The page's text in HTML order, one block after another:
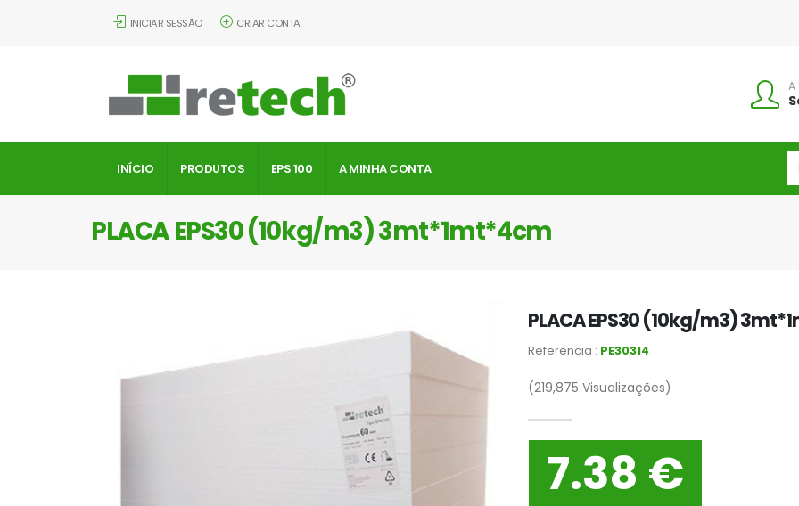
INICIAR SESSÃO CRIAR CONTA
A
INÍCIO PRODUTOS EPS 100 A MINHA CONTA
PLACA EPS30 (10kg/m3) 3mt*1mt*4cm
PLACA EPS30 (10kg/m3)
Referência : PE30314
(219,875 Visualizações)
7.38 €